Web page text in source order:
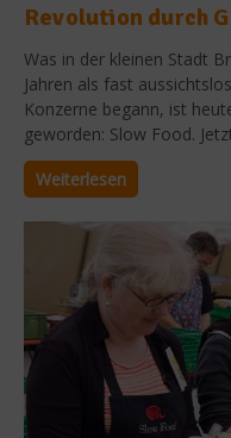
Revolution durch
Was in der kleinen Stadt
Jahren als fast
Konzerne begann, ist
geworden: Slow Food.
Weiterlesen